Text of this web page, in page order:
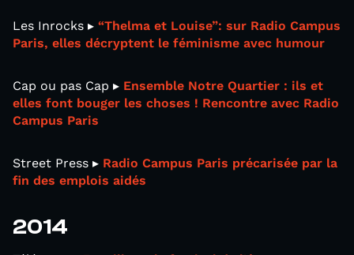
Les Inrocks ▸ “Thelma et Louise”: sur Radio Campus
Paris, elles décryptent le féminisme avec humour
Cap ou pas Cap ▸ Ensemble Notre Quartier : ils et
elles font bouger les choses ! Rencontre avec Radio
Campus Paris
Street Press ▸ Radio Campus Paris précarisée par la
fin des emplois aidés
2014